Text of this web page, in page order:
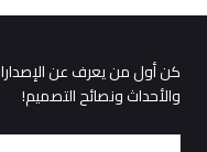
كن أول من يعرف عن الإصدارات
والأحداث ونصائح التصميم!
البريد